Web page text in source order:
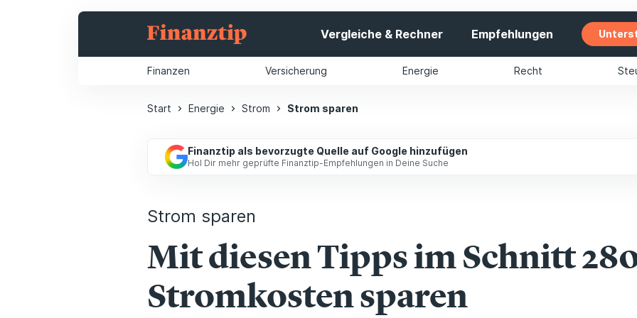
Vergleiche & Rechner Empfehlungen
Finanzen Versicherung Energie Recht
Start Energie Strom Strom sparen
Finanztip als bevorzugte Quelle auf Google hinzufügen
Hol Dir mehr geprüfte Finanztip-Empfehlungen in Deine Suche
Strom sparen
Mit diesen Tipps im Schnitt
Stromkosten sparen